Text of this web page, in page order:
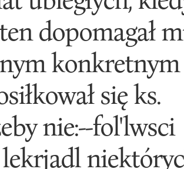
dopomagał
konkretnym
się ks.
nie:--fol'lwsci